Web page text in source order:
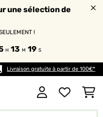
une sélection de
!
H 13 M 18 S
Livraison gratuite à partir de 100€*